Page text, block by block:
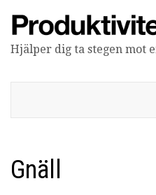
Hjälper dig ta stegen mot
Gnäll